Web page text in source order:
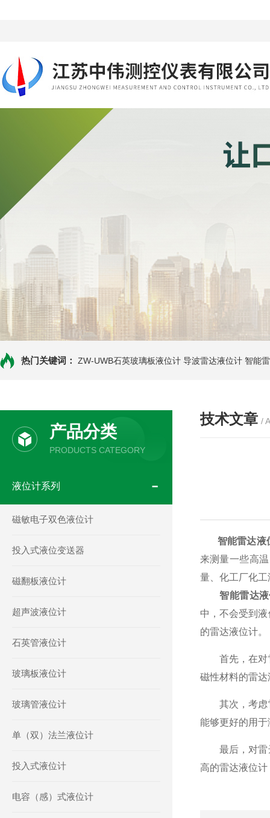
热门关键词： ZW-UWB石英玻璃板液位计 导波雷达液位计 智能
产品分类
PRODUCTS CATEGORY
液位计系列
磁敏电子双色液位计
投入式液位变送器
磁翻板液位计
超声波液位计
石英管液位计
玻璃板液位计
玻璃管液位计
单（双）法兰液位计
投入式液位计
电容（感）式液位计
技术文章 /
智能雷达液
来测量一些高
量、化工厂化
智能雷达
中，不会受到
的雷达液位计。
首先，在对雷
磁性材料的雷
其次，考虑雷
能够更好的用
最后，对雷达
高的雷达液位